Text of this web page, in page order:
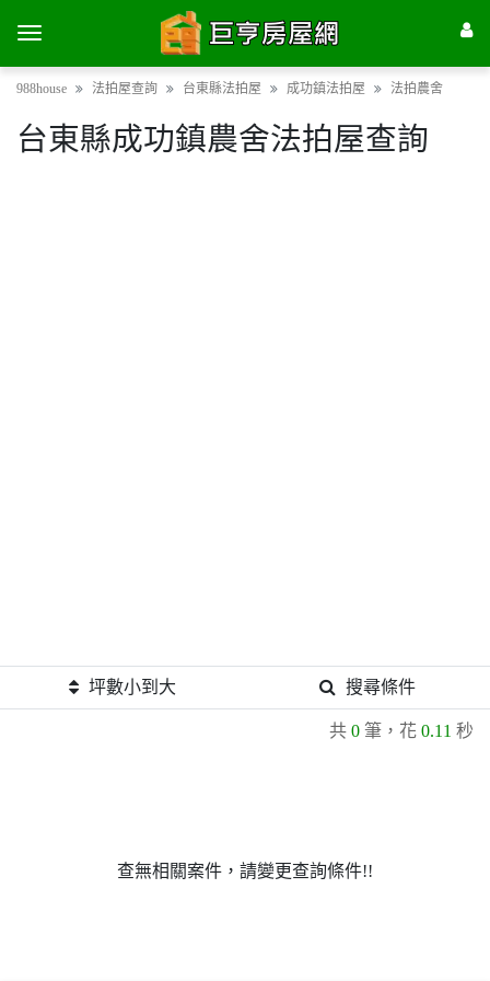
988house 法拍屋查詢 台東縣法拍屋 成功鎮法拍屋 法拍農舍
台東縣成功鎮農舍法拍屋查詢
坪數小到大 搜尋條件
共 0 筆，花 0.11 秒
查無相關案件，請變更查詢條件!!